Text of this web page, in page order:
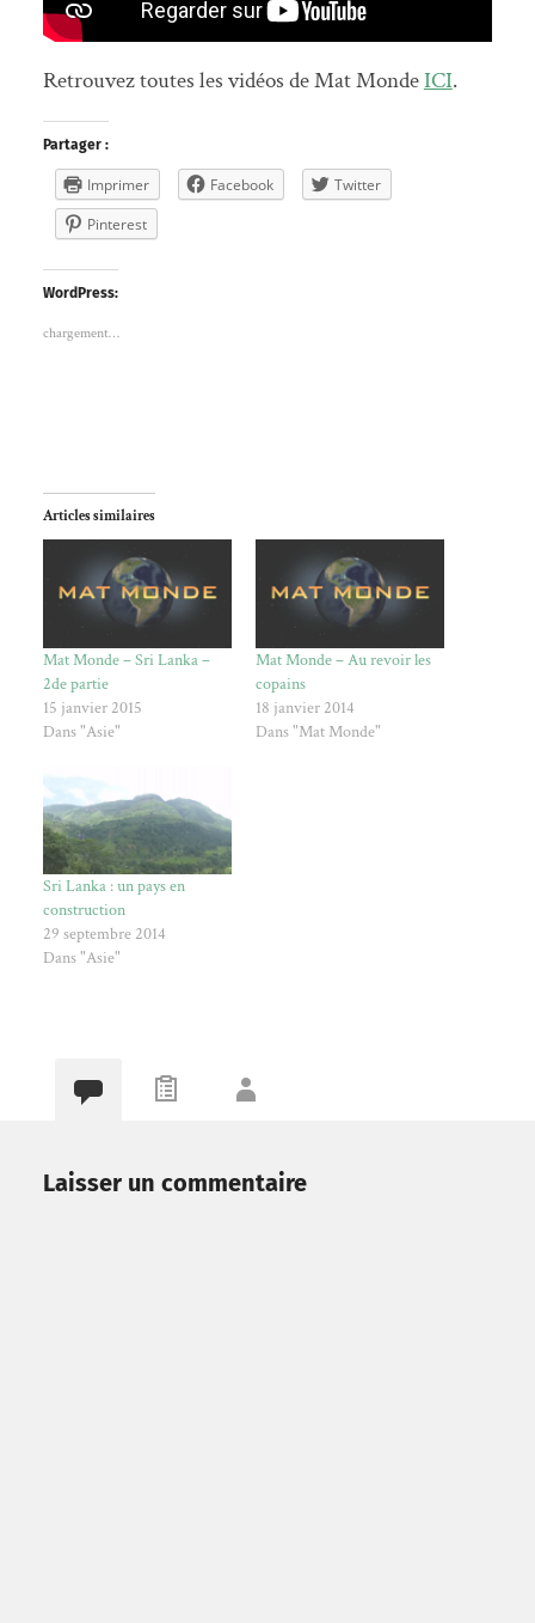
Retrouvez toutes les vidéos de Mat MondeICI.
Partager :
Imprimer Facebook
Twitter
Pinterest
WordPress:
chargement…
Articles similaires
Mat Monde – Sri Lanka –
2de partie
15 janvier 2015
Dans "Asie"
Mat Monde – Au revoir les
copains
18 janvier 2014
Dans "Mat Monde"
Sri Lanka : un pays en
construction
29 septembre 2014
Dans "Asie"
Laisser un commentaire